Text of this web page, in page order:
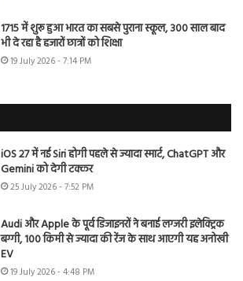
1715 में शुरू हुआ भारत का सबसे पुराना स्कूल, 300 साल बाद
भी दे रहा है हजारों छात्रों को शिक्षा
19 July 2026 - 7:14 PM
iOS 27 में नई Siri होगी पहले से ज्यादा स्मार्ट, ChatGPT और
Gemini को देगी टक्कर
25 July 2026 - 7:52 PM
Audi और Apple के पूर्व डिजाइनरों ने बनाई लग्जरी इलेक्ट्रिक
बग्गी, 100 किमी से ज्यादा की रेंज के साथ आएगी यह अनोखी
EV
19 July 2026 - 4:48 PM